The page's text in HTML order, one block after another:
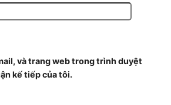
và trang web trong trình duyệt
kế tiếp của tôi.